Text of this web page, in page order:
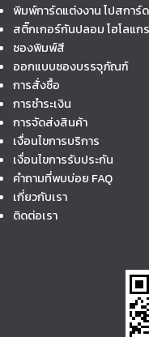
พิมพ์การ์ดแต่งงาน โปสการ์ด
สติ๊กเกอร์กันปลอม โฮโลแก
ซองพิมพ์สี
ออกแบบซองบรรจุภัณฑ์
การสั่งซื้อ
การชำระเงิน
การจัดส่งสินค้า
เงื่อนไขการบริการ
เงื่อนไขการรับประกัน
คำถามที่พบบ่อย FAQ
เกี่ยวกับเรา
ติดต่อเรา